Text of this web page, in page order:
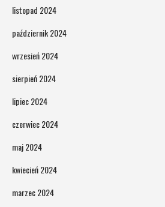
listopad 2024
październik 2024
wrzesień 2024
sierpień 2024
lipiec 2024
czerwiec 2024
maj 2024
kwiecień 2024
marzec 2024